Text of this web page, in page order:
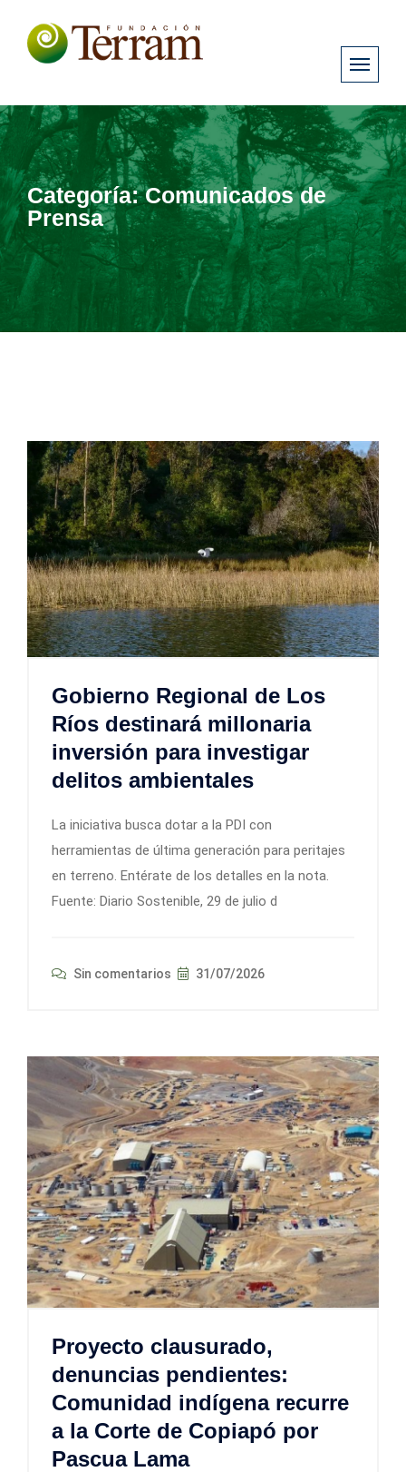
Categoría:Comunicados de
Prensa
Gobierno Regional de Los
Ríos destinará millonaria
inversión para investigar
delitos ambientales
La iniciativa busca dotar a la PDI con
herramientas de última generación para peritajes
en terreno. Entérate de los detalles en la nota.
Fuente: Diario Sostenible, 29 de julio d
Sin comentarios 31/07/2026
Proyecto clausurado,
denuncias pendientes:
Comunidad indígena recurre
a la Corte de Copiapó por
Pascua Lama